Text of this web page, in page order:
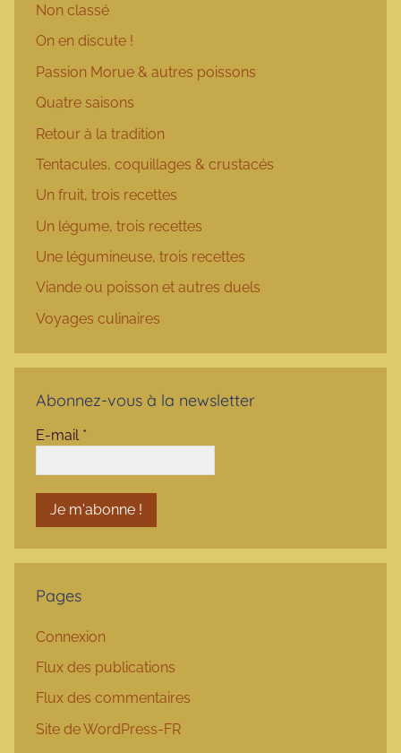
Non classé
On en discute !
Passion Morue & autres poissons
Quatre saisons
Retour à la tradition
Tentacules, coquillages & crustacés
Un fruit, trois recettes
Un légume, trois recettes
Une légumineuse, trois recettes
Viande ou poisson et autres duels
Voyages culinaires
Abonnez-vous à la newsletter
E-mail *
Pages
Connexion
Flux des publications
Flux des commentaires
Site de WordPress-FR